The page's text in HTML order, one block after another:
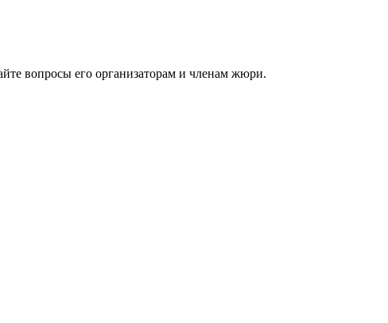
вопросы его организаторам и членам жюри.